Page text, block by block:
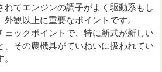
れてエンジンの調子がよく駆動系もし
観以上に重要なポイントです。
ェックポイントで、特に新式が新しい
、その農機具がていねいに扱われてい